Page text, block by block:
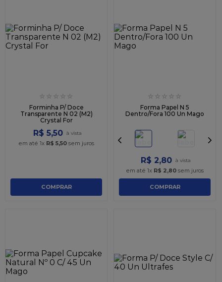
☆ ☆ ☆ ☆ ☆
Forminha P/ Doce
Transparente N 02 (M2)
Crystal For
R$ 5,50
em até 1x R$ 5,50 sem juros
COMPRAR
☆ ☆ ☆ ☆ ☆
Forma Papel N 5
Dentro/Fora 100 Un Mago
R$ 2,80
em até 1x R$ 2,80 sem juros
COMPRAR